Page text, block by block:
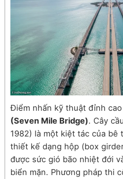
Điểm nhấn kỹ thuật đỉnh cao
(Seven Mile Bridge). Cây
1982) là một kiệt tác của bê
thiết kế dạng hộp (box
được sức gió bão nhiệt đới
biển mặn. Phương pháp thi